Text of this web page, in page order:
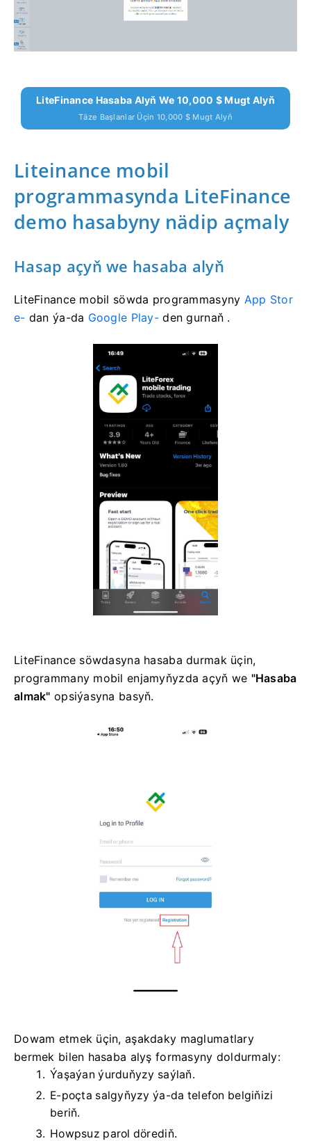
LiteFinance Hasaba Alyň We 10,000 $ Mugt Alyň
Täze Başlanlar Üçin 10,000 $ Mugt Alyň
Liteinance mobil
programmasynda LiteFinance
demo hasabyny nädip açmaly
Hasap açyň we hasaba alyň
LiteFinance mobil söwda programmasyny App Stor
e- dan ýa-da Google Play- den gurnaň .
LiteFinance söwdasyna hasaba durmak üçin,
programmany mobil enjamyňyzda açyň we "Hasaba
almak" opsiýasyna basyň.
Dowam etmek üçin, aşakdaky maglumatlary
bermek bilen hasaba alyş formasyny doldurmaly:
Ýaşaýan ýurduňyzy saýlaň.
E-poçta salgyňyzy ýa-da telefon belgiňizi
beriň.
Howpsuz parol dörediň.